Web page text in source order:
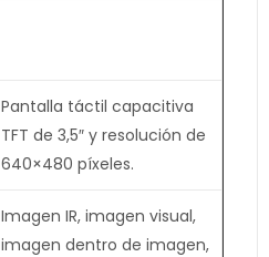
Pantalla táctil capacitiva
TFT de 3,5″ y resolución de
640×480 píxeles.
Imagen IR, imagen visual,
imagen dentro de imagen,